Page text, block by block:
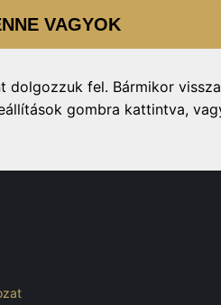
VAGYOK
dolgozzuk fel. Bármikor
gombra kattintva,